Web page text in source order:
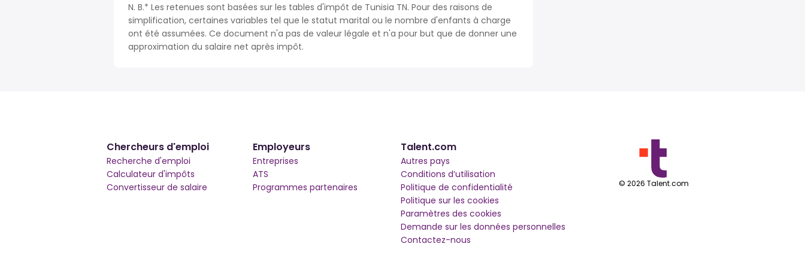
N. B.* Les retenues sont basées sur les tables d'impôt de Tunisia TN. Pour des raisons de
simplification, certaines variables tel que le statut marital ou le nombre d'enfants à charge
ont été assumées. Ce document n'a pas de valeur légale et n'a pour but que de donner une
approximation du salaire net après impôt.
Chercheurs d'emploi
Recherche d'emploi
Calculateur d'impôts
Convertisseur de salaire
Employeurs
Entreprises
ATS
Programmes partenaires
Talent.com
Autres pays
Conditions d’utilisation
Politique de confidentialité
Politique sur les cookies
Paramètres des cookies
Demande sur les données personnelles
Contactez-nous
© 2026 Talent.com